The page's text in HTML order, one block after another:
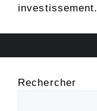
investissement.
Rechercher